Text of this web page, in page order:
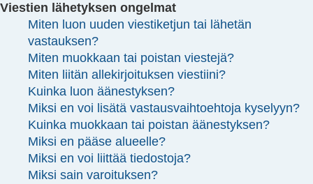
Viestien lähetyksen ongelmat
Miten luon uuden viestiketjun tai lähetän
vastauksen?
Miten muokkaan tai poistan viestejä?
Miten liitän allekirjoituksen viestiini?
Kuinka luon äänestyksen?
Miksi en voi lisätä vastausvaihtoehtoja kyselyyn?
Kuinka muokkaan tai poistan äänestyksen?
Miksi en pääse alueelle?
Miksi en voi liittää tiedostoja?
Miksi sain varoituksen?